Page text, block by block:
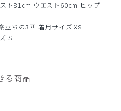
ト81cm ウエスト60cm ヒップ
立ちの3匹:着用サイズ:XS
:S
る商品